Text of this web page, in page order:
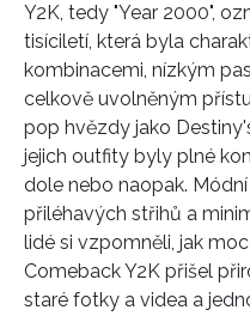
Y2K, tedy "Year 2000",
tisíciletí, která byla
kombinacemi, nízkým
celkově uvolněným
pop hvězdy jako
jejich outfity byly plné
dole nebo naopak.
přiléhavých střihů a
lidé si vzpomněli, jak
Comeback Y2K přišel
staré fotky a videa a